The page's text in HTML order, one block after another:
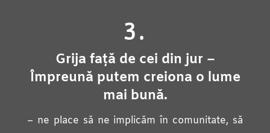
3.
Grija față de cei din jur –
Împreună putem creiona o lume
mai bună.
– ne place să ne implicăm în comunitate, să